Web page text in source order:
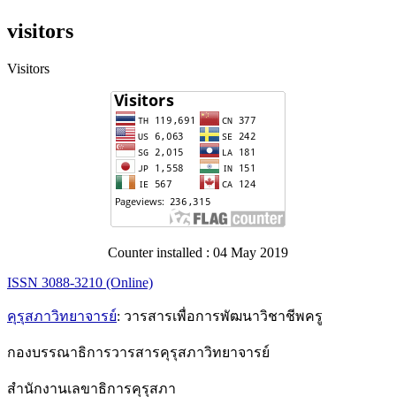
visitors
Visitors
Counter installed : 04 May 2019
ISSN 3088-3210 (Online)
คุรุสภาวิทยาจารย์: วารสารเพื่อการพัฒนาวิชาชีพครู
กองบรรณาธิการวารสารคุรุสภาวิทยาจารย์
สำนักงานเลขาธิการคุรุสภา